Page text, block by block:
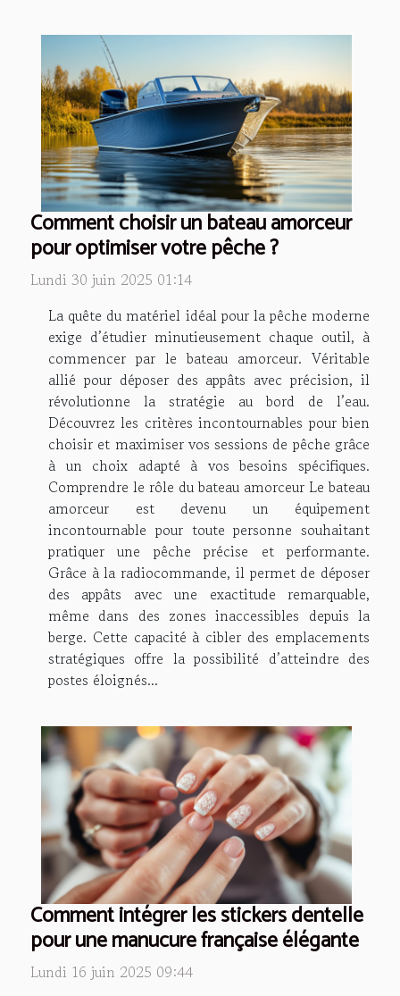
Comment choisir un bateau amorceur
pour optimiser votre pêche ?
Lundi 30 juin 2025 01:14
La quête du matériel idéal pour la pêche moderne
exige d’étudier minutieusement chaque outil, à
commencer par le bateau amorceur. Véritable
allié pour déposer des appâts avec précision, il
révolutionne la stratégie au bord de l’eau.
Découvrez les critères incontournables pour bien
choisir et maximiser vos sessions de pêche grâce
à un choix adapté à vos besoins spécifiques.
Comprendre le rôle du bateau amorceur Le bateau
amorceur est devenu un équipement
incontournable pour toute personne souhaitant
pratiquer une pêche précise et performante.
Grâce à la radiocommande, il permet de déposer
des appâts avec une exactitude remarquable,
même dans des zones inaccessibles depuis la
berge. Cette capacité à cibler des emplacements
stratégiques offre la possibilité d’atteindre des
postes éloignés...
Comment intégrer les stickers dentelle
pour une manucure française élégante
Lundi 16 juin 2025 09:44